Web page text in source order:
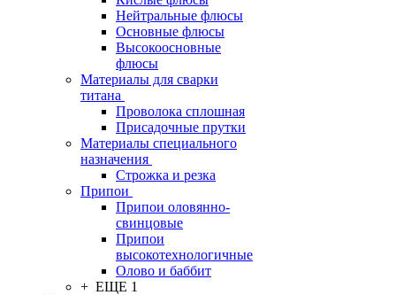
Нейтральные флюсы
Основные флюсы
Высокоосновные
флюсы
Материалы для сварки
титана
Проволока сплошная
Присадочные прутки
Материалы специального
назначения
Строжка и резка
Припои
Припои оловянно-
свинцовые
Припои
высокотехнологичные
Олово и баббит
+ ЕЩЕ 1